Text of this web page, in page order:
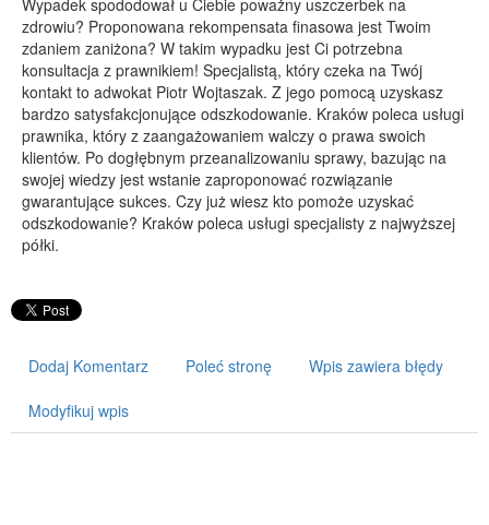
Materiały Eksploatacyjne
Inne Sklepy
PRZYRZĄDY
Maszyny
Narzędzia
Przemysł Metalowy
Części Samochodowe
Usługi Motoryzacyjne
Salony, Komisy
zdrowiu? Proponowana rekompensata finasowa jest Twoim
zdaniem zaniżona? W takim wypadku jest Ci potrzebna
konsultacja z prawnikiem! Specjalistą, który czeka na Twój
kontakt to adwokat Piotr Wojtaszak. Z jego pomocą uzyskasz
bardzo satysfakcjonujące odszkodowanie. Kraków poleca usługi
prawnika, który z zaangażowaniem walczy o prawa swoich
klientów. Po dogłębnym przeanalizowaniu sprawy, bazując na
swojej wiedzy jest wstanie zaproponować rozwiązanie
gwarantujące sukces. Czy już wiesz kto pomoże uzyskać
odszkodowanie? Kraków poleca usługi specjalisty z najwyższej
półki.
Dodaj Komentarz Poleć stronę Wpis zawiera błędy
Modyfikuj wpis